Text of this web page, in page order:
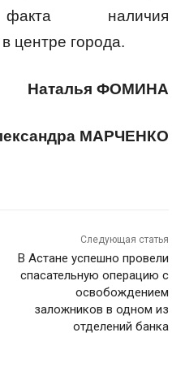
факта наличия
центре города.
Наталья ФОМИНА
МАРЧЕНКО
Следующая статья
В Астане успешно провели
спасательную операцию с
освобождением
заложников в одном из
отделений банка